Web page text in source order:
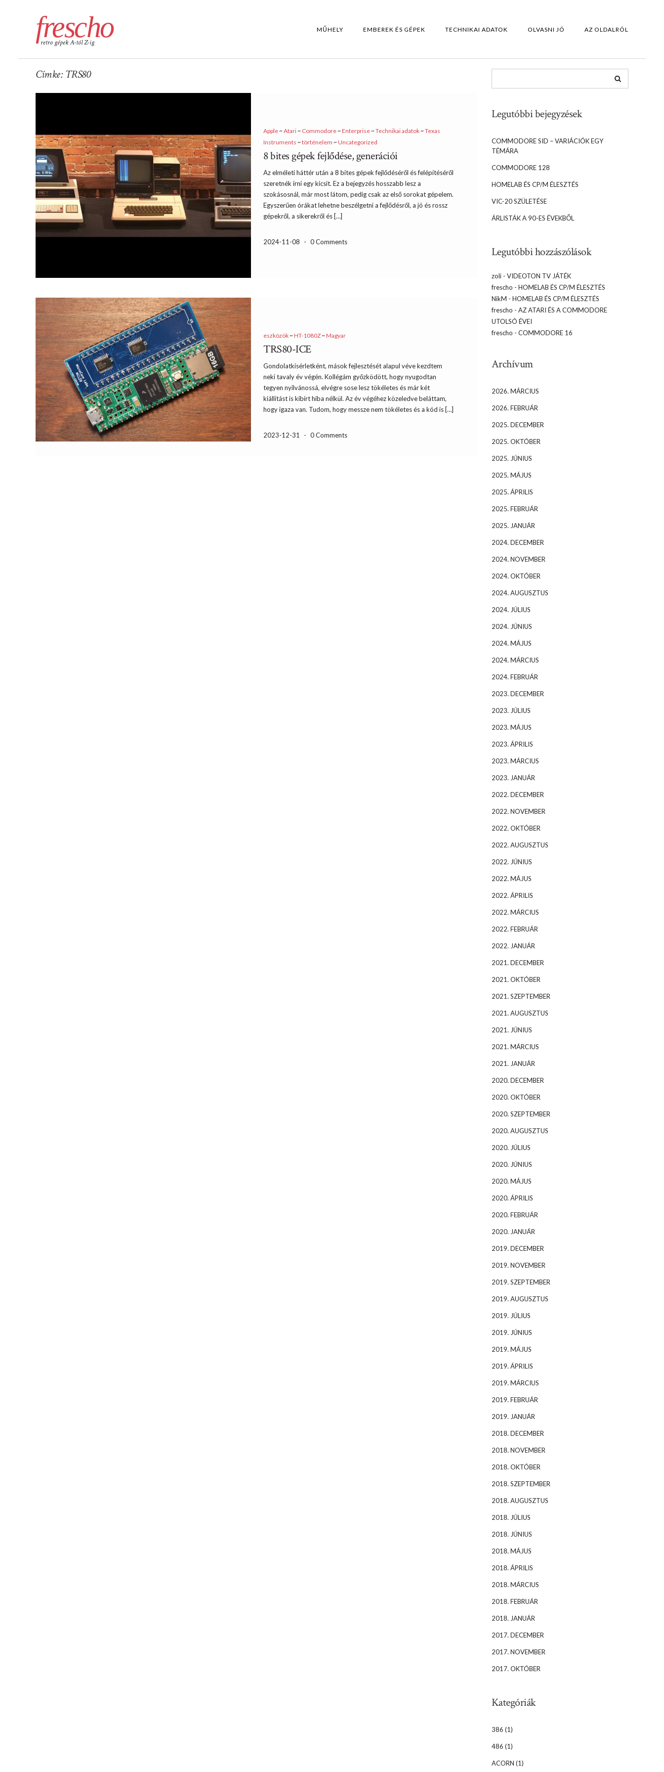
frescho
retro gépek A-tól Z-ig
MŰHELY EMBEREK ÉS GÉPEK TECHNIKAI ADATOK OLVASNI JÓ AZ OLDALRÓL
Címke:TRS80
Apple~Atari~ Commodore~Enterprise~Technikai adatok~Texas
Instruments ~történelem ~Uncategorized
8 bites gépek fejlődése, generációi
Az elméleti háttér után a 8 bites gépek fejlődéséről és felépítéséről
szeretnék írni egy kicsit. Ez a bejegyzés hosszabb lesz a
szokásosnál, már most látom, pedig csak az első sorokat gépelem.
Egyszerűen órákat lehetne beszélgetni a fejlődésről, a jó és rossz
gépekről, a sikerekről és […]
2024-11-08 - 0 Comments
eszközök~HT-1080Z~Magyar
TRS80-ICE
Gondolatkísérletként, mások fejlesztését alapul véve kezdtem
neki tavaly év végén. Kollégám győzködött, hogy nyugodtan
tegyen nyilvánossá, elvégre sose lesz tökéletes és már két
kiállítást is kibírt hiba nélkül. Az év végéhez közeledve beláttam,
hogy igaza van. Tudom, hogy messze nem tökéletes és a kód is […]
2023-12-31 - 0 Comments
Legutóbbi bejegyzések
COMMODORE SID – VARIÁCIÓK EGY
TÉMÁRA
COMMODORE 128
HOMELAB ÉS CP/M ÉLESZTÉS
VIC-20 SZÜLETÉSE
ÁRLISTÁK A 90-ES ÉVEKBŐL
Legutóbbi hozzászólások
zoli- VIDEOTON TV JÁTÉK
frescho - HOMELAB ÉS CP/M ÉLESZTÉS
NikM - HOMELAB ÉS CP/M ÉLESZTÉS
frescho - AZ ATARI ÉS A COMMODORE
UTOLSÓ ÉVEI
frescho - COMMODORE 16
Archívum
2026. MÁRCIUS
2026. FEBRUÁR
2025. DECEMBER
2025. OKTÓBER
2025. JÚNIUS
2025. MÁJUS
2025. ÁPRILIS
2025. FEBRUÁR
2025. JANUÁR
2024. DECEMBER
2024. NOVEMBER
2024. OKTÓBER
2024. AUGUSZTUS
2024. JÚLIUS
2024. JÚNIUS
2024. MÁJUS
2024. MÁRCIUS
2024. FEBRUÁR
2023. DECEMBER
2023. JÚLIUS
2023. MÁJUS
2023. ÁPRILIS
2023. MÁRCIUS
2023. JANUÁR
2022. DECEMBER
2022. NOVEMBER
2022. OKTÓBER
2022. AUGUSZTUS
2022. JÚNIUS
2022. MÁJUS
2022. ÁPRILIS
2022. MÁRCIUS
2022. FEBRUÁR
2022. JANUÁR
2021. DECEMBER
2021. OKTÓBER
2021. SZEPTEMBER
2021. AUGUSZTUS
2021. JÚNIUS
2021. MÁRCIUS
2021. JANUÁR
2020. DECEMBER
2020. OKTÓBER
2020. SZEPTEMBER
2020. AUGUSZTUS
2020. JÚLIUS
2020. JÚNIUS
2020. MÁJUS
2020. ÁPRILIS
2020. FEBRUÁR
2020. JANUÁR
2019. DECEMBER
2019. NOVEMBER
2019. SZEPTEMBER
2019. AUGUSZTUS
2019. JÚLIUS
2019. JÚNIUS
2019. MÁJUS
2019. ÁPRILIS
2019. MÁRCIUS
2019. FEBRUÁR
2019. JANUÁR
2018. DECEMBER
2018. NOVEMBER
2018. OKTÓBER
2018. SZEPTEMBER
2018. AUGUSZTUS
2018. JÚLIUS
2018. JÚNIUS
2018. MÁJUS
2018. ÁPRILIS
2018. MÁRCIUS
2018. FEBRUÁR
2018. JANUÁR
2017. DECEMBER
2017. NOVEMBER
2017. OKTÓBER
Kategóriák
386 (1)
486 (1)
ACORN (1)